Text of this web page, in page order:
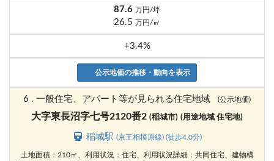
87.6 万円/坪
26.5 万円/㎡
+3.4%
公示地価の推移・動向を表示
6 . 一般住宅、アパート等が見られる住宅地域 (公示地価)
大字東長沼字七号2120番2 (稲城市) (用途地域 住宅地)
稲城駅(京王相模原線) (徒歩4.0分)
土地面積：210㎡、利用状況：住宅、利用状況詳細：共同住宅、建物構